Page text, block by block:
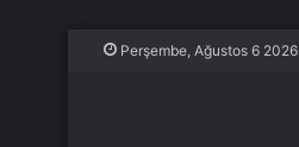
Perşembe, Ağustos 6 2026